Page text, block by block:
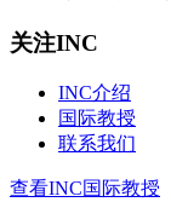
关注INC
INC介绍
国际教授
联系我们
查看INC国际教授